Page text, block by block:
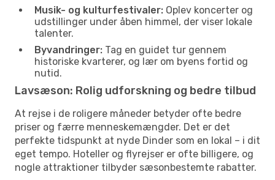
Musik- og kulturfestivaler: Oplev koncerter og
udstillinger under åben himmel, der viser lokale
talenter.
Byvandringer: Tag en guidet tur gennem
historiske kvarterer, og lær om byens fortid og
nutid.
Lavsæson: Rolig udforskning og bedre tilbud
At rejse i de roligere måneder betyder ofte bedre
priser og færre menneskemængder. Det er det
perfekte tidspunkt at nyde Dinder som en lokal – i dit
eget tempo. Hoteller og flyrejser er ofte billigere, og
nogle attraktioner tilbyder sæsonbestemte rabatter.